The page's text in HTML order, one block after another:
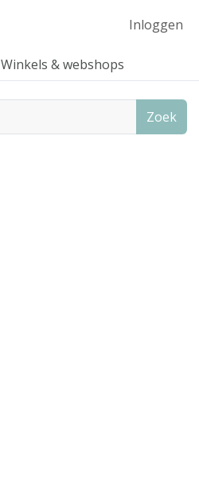
Inloggen
Winkels & webshops
Zoek